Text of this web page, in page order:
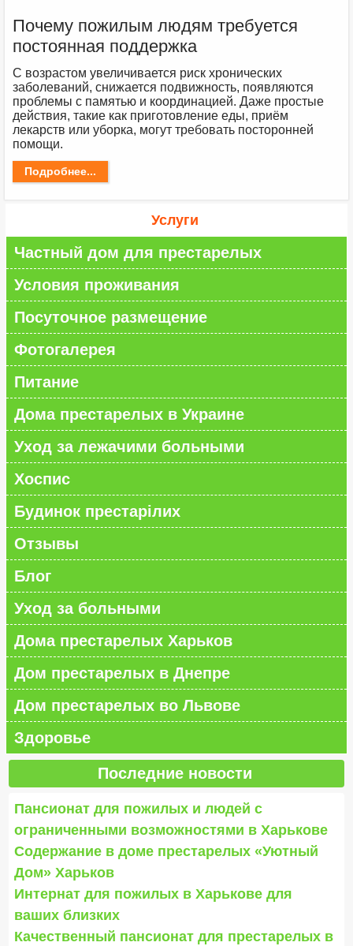
Почему пожилым людям требуется
постоянная поддержка
С возрастом увеличивается риск хронических
заболеваний, снижается подвижность, появляются
проблемы с памятью и координацией. Даже простые
действия, такие как приготовление еды, приём
лекарств или уборка, могут требовать посторонней
помощи.
Подробнее...
Услуги
Частный дом для престарелых
Условия проживания
Посуточное размещение
Фотогалерея
Питание
Дома престарелых в Украине
Уход за лежачими больными
Хоспис
Будинок престарілих
Отзывы
Блог
Уход за больными
Дома престарелых Харьков
Дом престарелых в Днепре
Дом престарелых во Львове
Здоровье
Последние новости
Пансионат для пожилых и людей с
ограниченными возможностями в Харькове
Содержание в доме престарелых «Уютный
Дом» Харьков
Интернат для пожилых в Харькове для
ваших близких
Качественный пансионат для престарелых в